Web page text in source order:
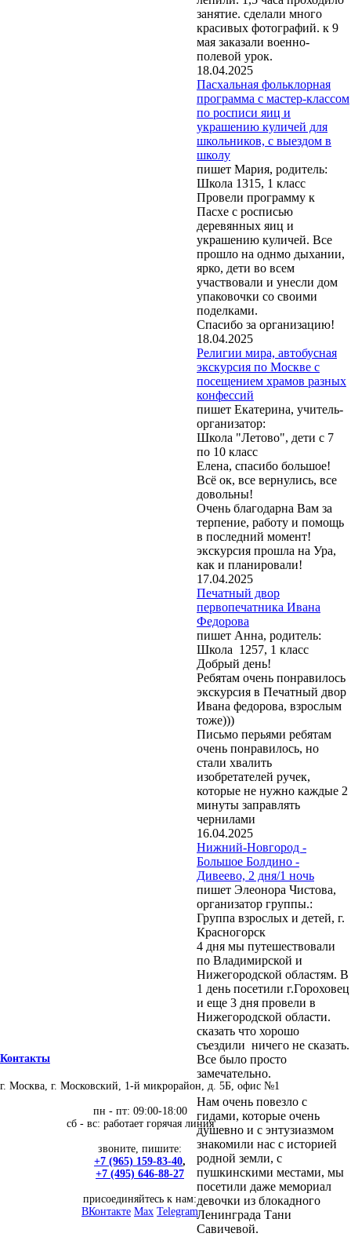
занятие. сделали много
красивых фотографий. к 9
мая заказали военно-
полевой урок.
18.04.2025
Пасхальная фольклорная
программа с мастер-классом
по росписи яиц и
украшению куличей для
школьников, с выездом в
школу
пишет Мария, родитель:
Школа 1315, 1 класс
Провели программу к
Пасхе с росписью
деревянных яиц и
украшению куличей. Все
прошло на однмо дыхании,
ярко, дети во всем
участвовали и унесли дом
упаковочки со своими
поделками.
Спасибо за организацию!
18.04.2025
Религии мира, автобусная
экскурсия по Москве с
посещением храмов разных
конфессий
пишет Екатерина, учитель-
организатор:
Школа "Летово", дети с 7
по 10 класс
Елена, спасибо большое!
Всё ок, все вернулись, все
довольны!
Очень благодарна Вам за
терпение, работу и помощь
в последний момент!
экскурсия прошла на Ура,
как и планировали!
17.04.2025
Печатный двор
первопечатника Ивана
Федорова
пишет Анна, родитель:
Школа 1257, 1 класс
Добрый день!
Ребятам очень понравилось
экскурсия в Печатный двор
Ивана федорова, взрослым
тоже)))
Письмо перьями ребятам
очень понравилось, но
стали хвалить
изобретателей ручек,
которые не нужно каждые 2
минуты заправлять
чернилами
16.04.2025
Нижний-Новгород -
Большое Болдино -
Дивеево, 2 дня/1 ночь
пишет Элеонора Чистова,
организатор группы.:
Группа взрослых и детей, г.
Красногорск
4 дня мы путешествовали
по Владимирской и
Нижегородской областям. В
1 день посетили г.Гороховец
и еще 3 дня провели в
Нижегородской области.
сказать что хорошо
съездили ничего не сказать.
Все было просто
замечательно.
Нам очень повезло с
гидами, которые очень
душевно и с энтузиазмом
знакомили нас с историей
родной земли, с
пушкинскими местами, мы
посетили даже мемориал
девочки из блокадного
Ленинграда Тани
Савичевой.
Контакты
г. Москва, г. Московский, 1-й микрорайон, д. 5Б, офис №1
пн - пт: 09:00-18:00
сб - вс: работает горячая линия
звоните, пишите:
+7 (965) 159-83-40,
+7 (495) 646-88-27
присоединяйтесь к нам:
ВКонтакте Max Telegram